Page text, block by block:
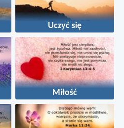
Uczyć się
Miłość